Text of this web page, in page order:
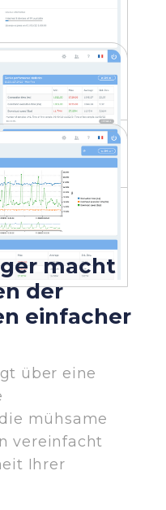
macht
der
einfacher
über eine
mühsame
vereinfacht
Ihrer